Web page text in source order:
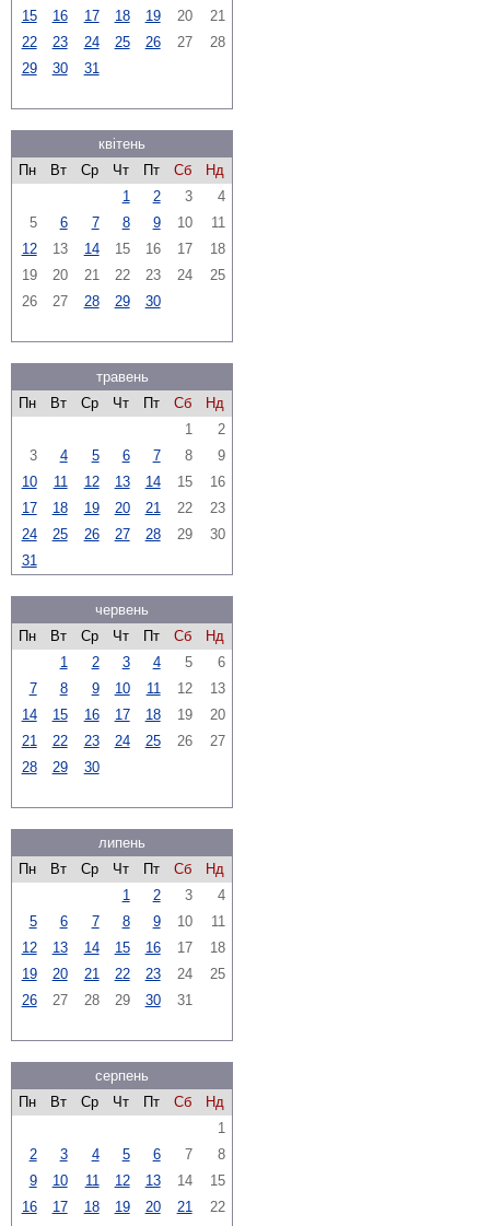
15
16 17 18 19 20
21
22
23 24 25 26 27
28
29
30 31
квітень
Пн
Вт Ср Чт Пт Сб
Нд
1
2 3
4
5
6 7 8 9 10
11
12
13 14 15 16 17
18
19
20 21 22 23 24
25
26
27 28 29 30
травень
Пн
Вт Ср Чт Пт Сб
Нд
1
2
3
4 5 6 7 8
9
10
11 12 13 14 15
16
17
18 19 20 21 22
23
24
25 26 27 28 29
30
31
червень
Пн
Вт Ср Чт Пт Сб
Нд
1
2 3 4 5
6
7
8 9 10 11 12
13
14
15 16 17 18 19
20
21
22 23 24 25 26
27
28
29 30
липень
Пн
Вт Ср Чт Пт Сб
Нд
1
2 3
4
5
6 7 8 9 10
11
12
13 14 15 16 17
18
19
20 21 22 23 24
25
26
27 28 29 30 31
серпень
Пн
Вт Ср Чт Пт Сб
Нд
1
2
3 4 5 6 7
8
9
10 11 12 13 14
15
16
17 18 19 20 21
22